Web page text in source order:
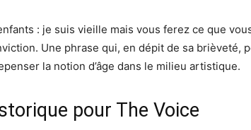
: je suis vieille mais vous ferez ce que
Une phrase qui, en dépit de sa brièveté,
la notion d’âge dans le milieu artistique.
pour The Voice